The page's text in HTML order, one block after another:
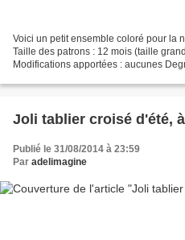
Voici un petit ensemble coloré pour la
Taille des patrons : 12 mois (taille
Modifications apportées : aucunes
Joli tablier croisé d'été,
Publié le 31/08/2014 à 23:59
Par adelimagine